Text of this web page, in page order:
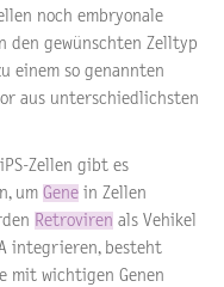
noch embryonale
den gewünschten Zelltyp
einem so genannten
aus unterschiedlichsten
Zellen gibt es
um Gene in Zellen
Retroviren als Vehikel
integrieren, besteht
mit wichtigen Genen